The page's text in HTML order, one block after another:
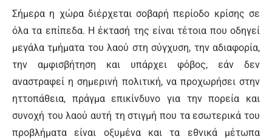
Σήμερα η χώρα διέρχεται σοβαρή περίοδο κρίσης σε
όλα τα επίπεδα. Η έκτασή της είναι τέτοια που οδηγεί
μεγάλα τμήματα του λαού στη σύγχυση, την αδιαφορία,
την αμφισβήτηση και υπάρχει φόβος, εάν δεν
αναστραφεί η σημερινή πολιτική, να προχωρήσει στην
ηττοπάθεια, πράγμα επικίνδυνο για την πορεία και
συνοχή του λαού αυτή τη στιγμή που τα εσωτερικά του
προβλήματα είναι οξυμένα και τα εθνικά μέτωπα